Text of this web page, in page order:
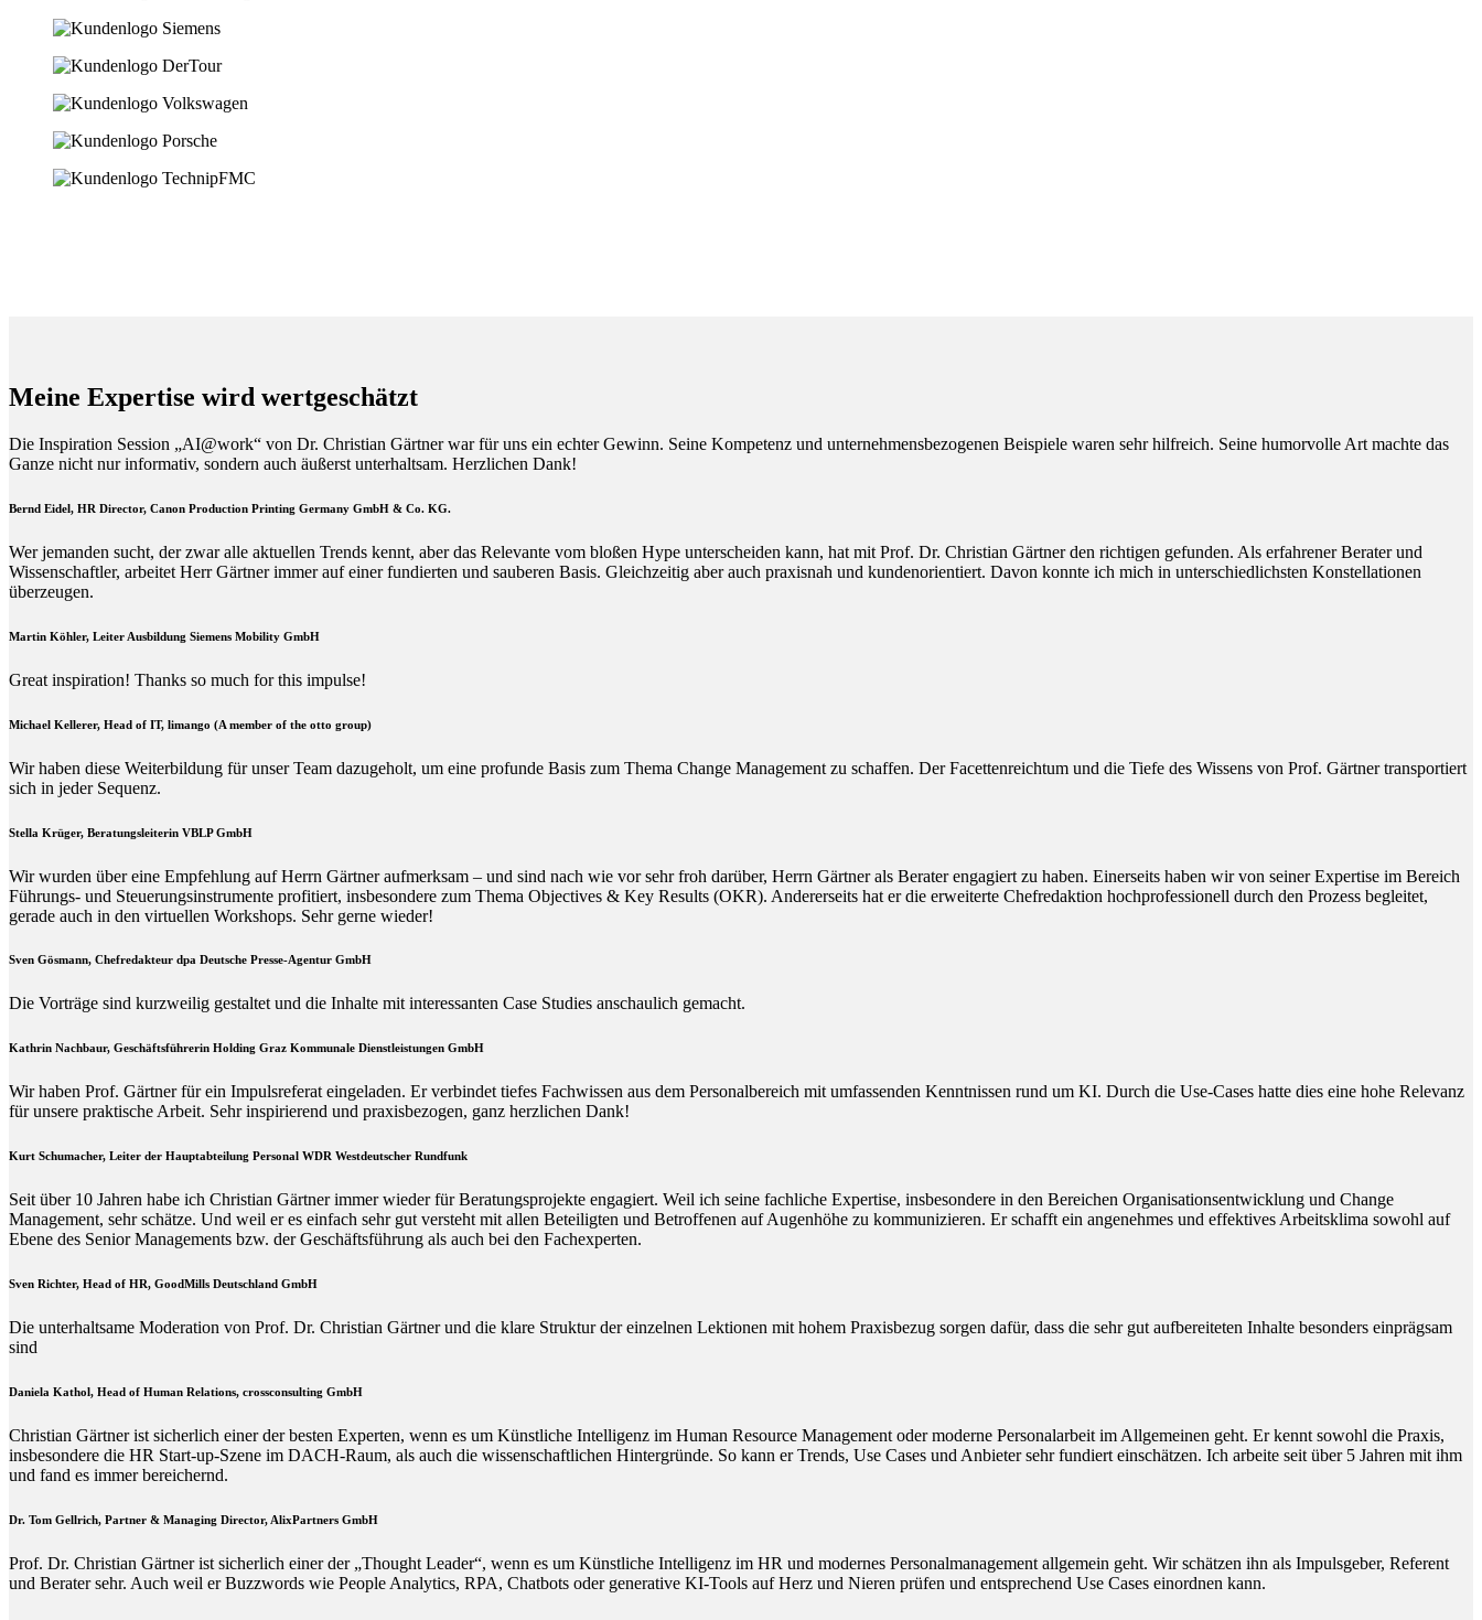
Meine Expertise wird wertgeschätzt
Die Inspiration Session „AI@work“ von Dr. Christian Gärtner war für uns ein echter Gewinn. Seine Kompetenz und unternehmensbezogenen Beispiele waren sehr hilfreich. Seine humorvolle Art machte das
Ganze nicht nur informativ, sondern auch äußerst unterhaltsam. Herzlichen Dank!
Bernd Eidel, HR Director, Canon Production Printing Germany GmbH & Co. KG.
Wer jemanden sucht, der zwar alle aktuellen Trends kennt, aber das Relevante vom bloßen Hype unterscheiden kann, hat mit Prof. Dr. Christian Gärtner den richtigen gefunden. Als erfahrener Berater und
Wissenschaftler, arbeitet Herr Gärtner immer auf einer fundierten und sauberen Basis. Gleichzeitig aber auch praxisnah und kundenorientiert. Davon konnte ich mich in unterschiedlichsten Konstellationen
überzeugen.
Martin Köhler, Leiter Ausbildung Siemens Mobility GmbH
Great inspiration! Thanks so much for this impulse!
Michael Kellerer, Head of IT, limango (A member of the otto group)
Wir haben diese Weiterbildung für unser Team dazugeholt, um eine profunde Basis zum Thema Change Management zu schaffen. Der Facettenreichtum und die Tiefe des Wissens von Prof. Gärtner transportiert
sich in jeder Sequenz.
Stella Krüger, Beratungsleiterin VBLP GmbH
Wir wurden über eine Empfehlung auf Herrn Gärtner aufmerksam – und sind nach wie vor sehr froh darüber, Herrn Gärtner als Berater engagiert zu haben. Einerseits haben wir von seiner Expertise im Bereich
Führungs- und Steuerungsinstrumente profitiert, insbesondere zum Thema Objectives & Key Results (OKR). Andererseits hat er die erweiterte Chefredaktion hochprofessionell durch den Prozess begleitet,
gerade auch in den virtuellen Workshops. Sehr gerne wieder!
Sven Gösmann, Chefredakteur dpa Deutsche Presse-Agentur GmbH
Die Vorträge sind kurzweilig gestaltet und die Inhalte mit interessanten Case Studies anschaulich gemacht.
Kathrin Nachbaur, Geschäftsführerin Holding Graz Kommunale Dienstleistungen GmbH
Wir haben Prof. Gärtner für ein Impulsreferat eingeladen. Er verbindet tiefes Fachwissen aus dem Personalbereich mit umfassenden Kenntnissen rund um KI. Durch die Use-Cases hatte dies eine hohe Relevanz
für unsere praktische Arbeit. Sehr inspirierend und praxisbezogen, ganz herzlichen Dank!
Kurt Schumacher, Leiter der Hauptabteilung Personal WDR Westdeutscher Rundfunk
Seit über 10 Jahren habe ich Christian Gärtner immer wieder für Beratungsprojekte engagiert. Weil ich seine fachliche Expertise, insbesondere in den Bereichen Organisationsentwicklung und Change
Management, sehr schätze. Und weil er es einfach sehr gut versteht mit allen Beteiligten und Betroffenen auf Augenhöhe zu kommunizieren. Er schafft ein angenehmes und effektives Arbeitsklima sowohl auf
Ebene des Senior Managements bzw. der Geschäftsführung als auch bei den Fachexperten.
Sven Richter, Head of HR, GoodMills Deutschland GmbH
Die unterhaltsame Moderation von Prof. Dr. Christian Gärtner und die klare Struktur der einzelnen Lektionen mit hohem Praxisbezug sorgen dafür, dass die sehr gut aufbereiteten Inhalte besonders einprägsam
sind
Daniela Kathol, Head of Human Relations, crossconsulting GmbH
Christian Gärtner ist sicherlich einer der besten Experten, wenn es um Künstliche Intelligenz im Human Resource Management oder moderne Personalarbeit im Allgemeinen geht. Er kennt sowohl die Praxis,
insbesondere die HR Start-up-Szene im DACH-Raum, als auch die wissenschaftlichen Hintergründe. So kann er Trends, Use Cases und Anbieter sehr fundiert einschätzen. Ich arbeite seit über 5 Jahren mit ihm
und fand es immer bereichernd.
Dr. Tom Gellrich, Partner & Managing Director, AlixPartners GmbH
Prof. Dr. Christian Gärtner ist sicherlich einer der „Thought Leader“, wenn es um Künstliche Intelligenz im HR und modernes Personalmanagement allgemein geht. Wir schätzen ihn als Impulsgeber, Referent
und Berater sehr. Auch weil er Buzzwords wie People Analytics, RPA, Chatbots oder generative KI-Tools auf Herz und Nieren prüfen und entsprechend Use Cases einordnen kann.